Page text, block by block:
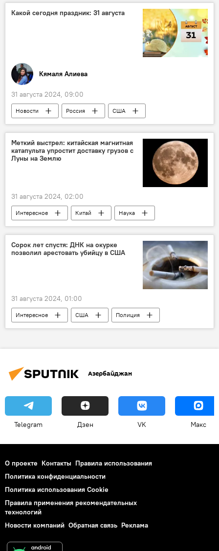
ОПЕК
ExxonMobil
Италия
Какой сегодня праздник: 31 августа
Кямаля Алиева
31 августа 2024, 09:00
Новости Россия
США
История
Культура
Кинематограф
Великобритания
ФРГ Балет
Меткий выстрел: китайская магнитная
катапульта упростит доставку грузов с
Луны на Землю
31 августа 2024, 02:00
Интересное Китай
Наука
Луна
Земля Гравитация
Сорок лет спустя: ДНК на окурке
позволил арестовать убийцу в США
31 августа 2024, 01:00
Интересное США
Полиция
Вашингтон
Убийство
Сигареты
Азербайджан
Telegram Дзен VK Макс
О проекте Контакты Правила использования
Политика конфиденциальности
Политика использования Cookie
Правила применения рекомендательных
технологий
Новости компаний Обратная связь Реклама